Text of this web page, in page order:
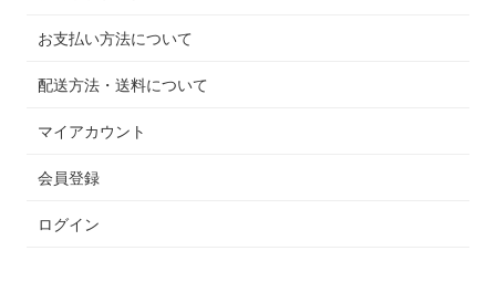
お支払い方法について
配送方法・送料について
マイアカウント
会員登録
ログイン